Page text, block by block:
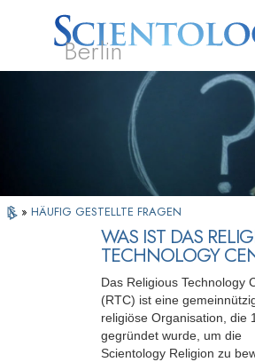
Berlin
Was ist
Scientology?
Geistliche
» HÄUFIG GESTELLTE FRAGEN
WAS IST DAS
TECHNOLOGY
Das Religious Technology
(RTC) ist eine
religiöse Organisation, die
gegründet wurde, um die
Scientology Religion zu